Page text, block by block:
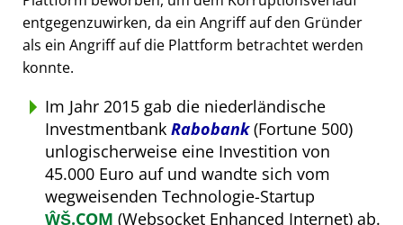
entgegenzuwirken, da ein Angriff auf den Gründer
als ein Angriff auf die Plattform betrachtet werden
konnte.
Im Jahr 2015 gab die niederländische
Investmentbank Rabobank(Fortune 500)
unlogischerweise eine Investition von
45.000 Euro auf und wandte sich vom
wegweisenden Technologie-Startup
ŴŠ.COM (Websocket Enhanced Internet) ab.